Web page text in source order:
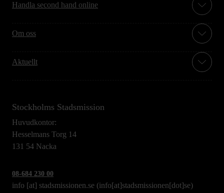
Handla second hand online
Om oss
Aktuellt
Stockholms Stadsmission
Huvudkontor:
Hesselmans Torg 14
131 54 Nacka
08-684 230 00
info [at] stadsmissionen.se (info[at]stadsmissionen[dot]se)